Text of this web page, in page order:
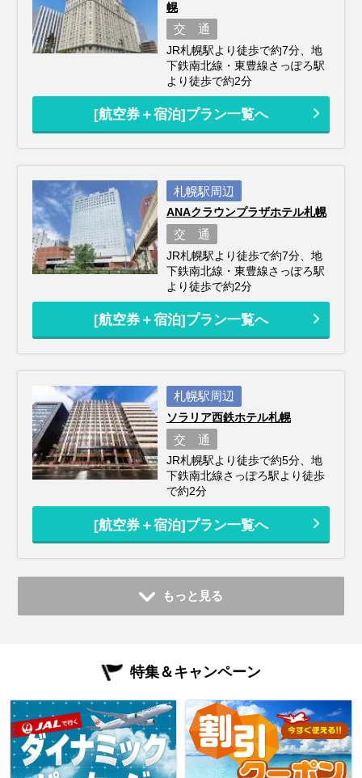
幌
交 通
JR札幌駅より徒歩で約7分、地
下鉄南北線・東豊線さっぽろ駅
より徒歩で約2分
[航空券＋宿泊]プラン一覧へ
札幌駅周辺
ANAクラウンプラザホテル札幌
交 通
JR札幌駅より徒歩で約7分、地
下鉄南北線・東豊線さっぽろ駅
より徒歩で約2分
[航空券＋宿泊]プラン一覧へ
札幌駅周辺
ソラリア西鉄ホテル札幌
交 通
JR札幌駅より徒歩で約5分、地
下鉄南北線さっぽろ駅より徒歩
で約2分
[航空券＋宿泊]プラン一覧へ
もっと見る
特集＆キャンペーン